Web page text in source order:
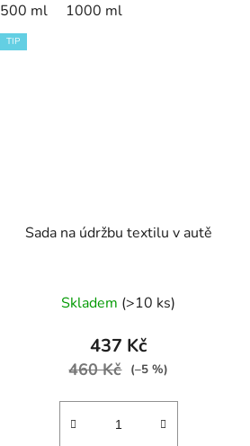
500 ml 1000 ml
TIP
Sada na údržbu textilu v autě
hodnocení
produktu
je
z
5
Skladem (>10 ks)
437 Kč
460 Kč (–5 %)